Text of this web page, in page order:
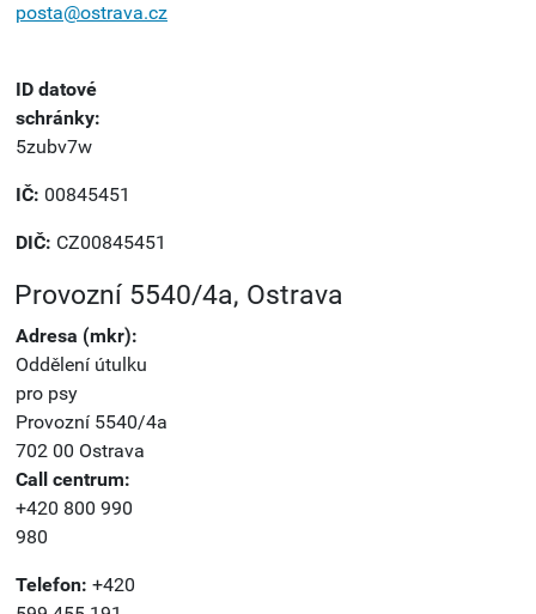
posta@ostrava.cz
ID datové
schránky:
5zubv7w
IČ: 00845451
DIČ: CZ00845451
Provozní 5540/4a, Ostrava
Adresa (mkr):
Oddělení útulku
pro psy
Provozní 5540/4a
702 00 Ostrava
Call centrum:
+420 800 990
980
Telefon: +420